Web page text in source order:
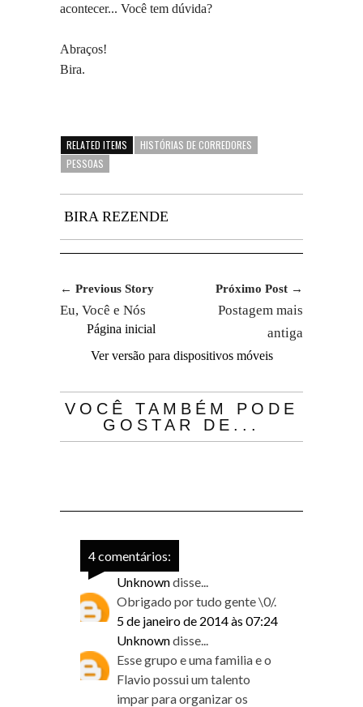
acontecer... Você tem dúvida?
Abraços!
Bira.
RELATED ITEMS
HISTÓRIAS DE CORREDORES
PESSOAS
BIRA REZENDE
← Previous Story
Eu, Você e Nós
Próximo Post →
Postagem mais
antiga
Página inicial
Ver versão para dispositivos móveis
VOCÊ TAMBÉM PODE
GOSTAR DE...
4 comentários:
Unknowndisse...
Obrigado por tudo gente \0/.
5 de janeiro de 2014 às 07:24
Unknowndisse...
Esse grupo e uma familia e o
Flavio possui um talento
impar para organizar os